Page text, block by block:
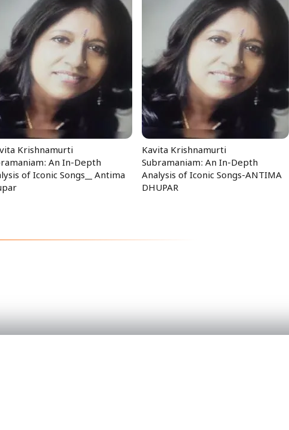
Krishnamurti
An In-Depth
of Iconic Songs__ Antima
Kavita Krishnamurti
Subramaniam: An In-Depth
Analysis of Iconic Songs-ANTIMA
DHUPAR